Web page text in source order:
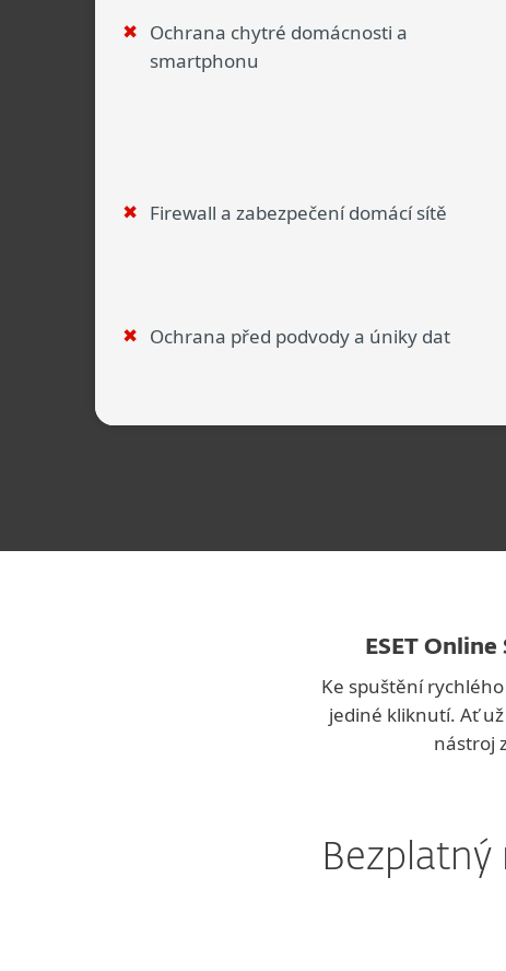
Ochrana chytré domácnosti a
smartphonu
Firewall a zabezpečení domácí sítě
Ochrana před podvody a úniky dat
ESET
Ke spuštění
jediné kliknutí. Ať
nástroj